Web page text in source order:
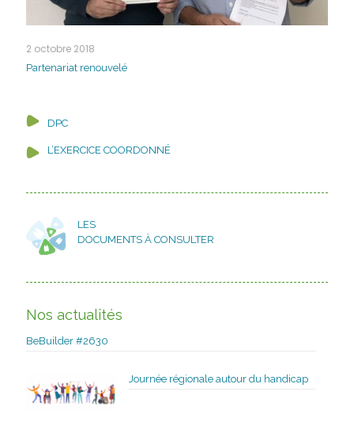
2 octobre 2018
Partenariat renouvelé
DPC
L’EXERCICE COORDONNÉ
LES
DOCUMENTS À CONSULTER
Nos actualités
BeBuilder #2630
Journée régionale autour du handicap